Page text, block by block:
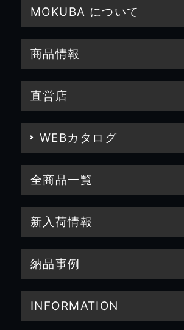
MOKUBA について
商品情報
直営店
WEBカタログ
全商品一覧
新入荷情報
納品事例
INFORMATION